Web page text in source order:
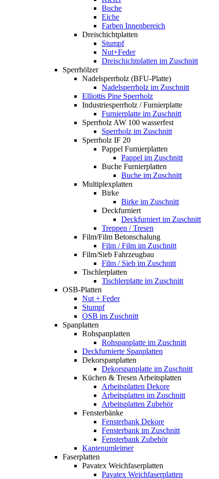
Buche
Eiche
Farben Innenbereich
Dreischichtplatten
Stumpf
Nut+Feder
Dreischichtplatten im Zuschnitt
Sperrhölzer
Nadelsperrholz (BFU-Platte)
Nadelsperrholz im Zuschnitt
Elliottis Pine Sperrholz
Industriesperrholz / Furnierplatte
Furnierplatte im Zuschnitt
Sperrholz AW 100 wasserfest
Sperrholz im Zuschnitt
Sperrholz IF 20
Pappel Furnierplatten
Pappel im Zuschnitt
Buche Furnierplatten
Buche im Zuschnitt
Multiplexplatten
Birke
Birke im Zuschnitt
Deckfurniert
Deckfurniert im Zuschnitt
Treppen / Tresen
Film/Film Betonschalung
Film / Film im Zuschnitt
Film/Sieb Fahrzeugbau
Film / Sieb im Zuschnitt
Tischlerplatten
Tischlerplatte im Zuschnitt
OSB-Platten
Nut + Feder
Stumpf
OSB im Zuschnitt
Spanplatten
Rohspanplatten
Rohspanplatte im Zuschnitt
Deckfurnierte Spanplatten
Dekorspanplatten
Dekorspanplatte im Zuschnitt
Küchen & Tresen Arbeitsplatten
Arbeitsplatten Dekore
Arbeitsplatten im Zuschnitt
Arbeitsplatten Zubehör
Fensterbänke
Fensterbank Dekore
Fensterbank im Zuschnitt
Fensterbank Zubehör
Kantenumleimer
Faserplatten
Pavatex Weichfaserplatten
Pavatex Weichfaserplatten